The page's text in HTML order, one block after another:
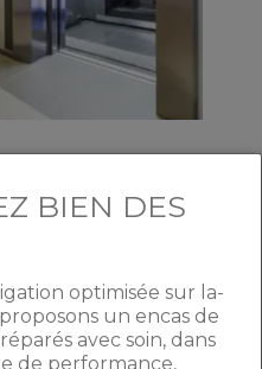
LES
: la réduction de
de 100%
BIEN DES
optimisée sur la-
un encas de
avec soin, dans
de performance,